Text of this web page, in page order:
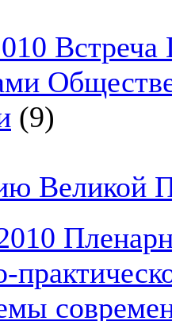
Встреча
(9)
Великой